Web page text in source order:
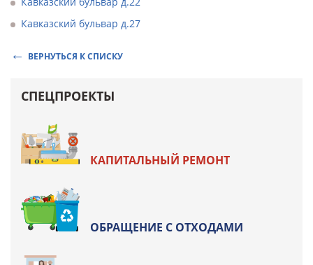
Кавказский бульвар д.27
ВЕРНУТЬСЯ К СПИСКУ
СПЕЦПРОЕКТЫ
КАПИТАЛЬНЫЙ РЕМОНТ
ОБРАЩЕНИЕ С ОТХОДАМИ